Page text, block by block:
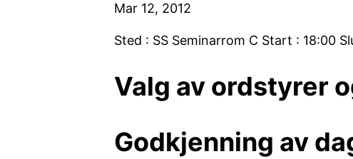
Mar 12, 2012
Sted : SS Seminarrom C Start : 18:00
Valg av ordstyrer
Godkjenning av